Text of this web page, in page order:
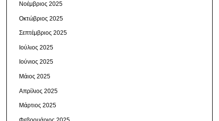
Νοέμβριος 2025
Οκτώβριος 2025
Σεπτέμβριος 2025
Ιούλιος 2025
Ιούνιος 2025
Μάιος 2025
Απρίλιος 2025
Μάρτιος 2025